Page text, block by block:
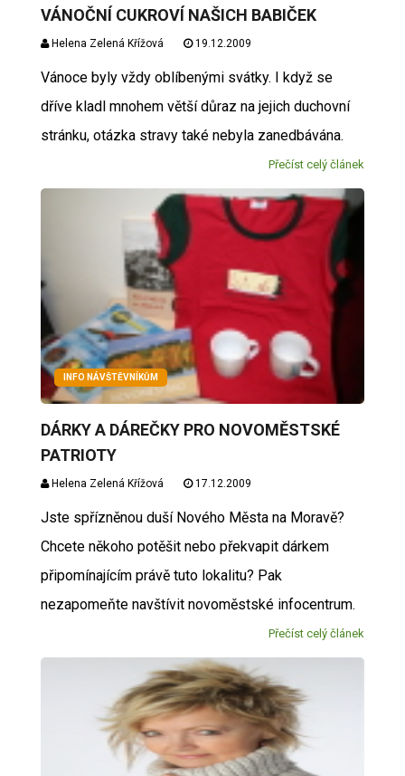
VÁNOČNÍ CUKROVÍ NAŠICH BABIČEK
Helena Zelená Křížová 19.12.2009
Vánoce byly vždy oblíbenými svátky. I když se
dříve kladl mnohem větší důraz na jejich duchovní
stránku, otázka stravy také nebyla zanedbávána.
Přečíst celý článek
INFO NÁVŠTĚVNÍKŮM
DÁRKY A DÁREČKY PRO NOVOMĚSTSKÉ
PATRIOTY
Helena Zelená Křížová 17.12.2009
Jste spřízněnou duší Nového Města na Moravě?
Chcete někoho potěšit nebo překvapit dárkem
připomínajícím právě tuto lokalitu? Pak
nezapomeňte navštívit novoměstské infocentrum.
Přečíst celý článek